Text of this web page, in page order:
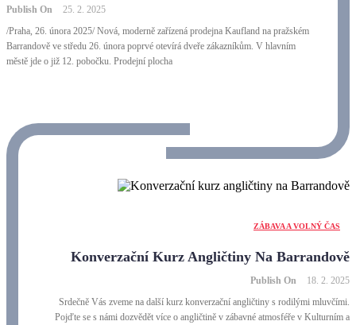
Publish On
25. 2. 2025
/Praha, 26. února 2025/ Nová, moderně zařízená prodejna Kaufland na pražském
Barrandově ve středu 26. února poprvé otevírá dveře zákazníkům. V hlavním
městě jde o již 12. pobočku. Prodejní plocha
ZÁBAVA A VOLNÝ ČAS
Konverzační Kurz Angličtiny Na Barrandově
Publish On
18. 2. 2025
Srdečně Vás zveme na další kurz konverzační angličtiny s rodilými mluvčími.
Pojďte se s námi dozvědět více o angličtině v zábavné atmosféře v Kulturním a